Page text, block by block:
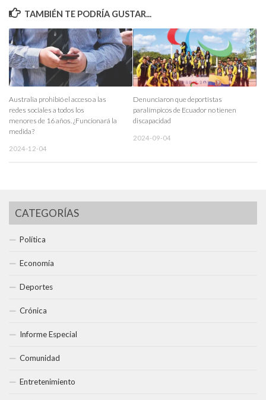
TAMBIÉN TE PODRÍA GUSTAR...
Australia prohibió el acceso a las
redes sociales a todos los
menores de 16 años. ¿Funcionará la
medida?
2024-12-04
Denunciaron que deportistas
paralímpicos de Ecuador no tienen
discapacidad
2024-09-04
CATEGORÍAS
Política
Economía
Deportes
Crónica
Informe Especial
Comunidad
Entretenimiento